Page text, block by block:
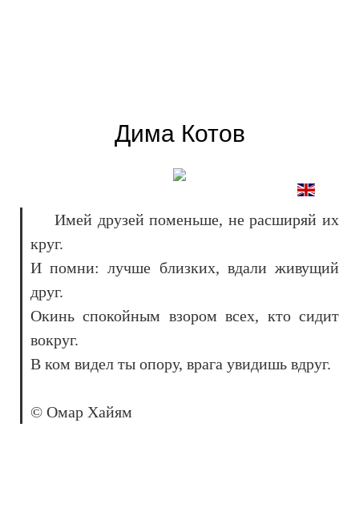
Дима Котов
Имей друзей поменьше, не расширяй их
круг.
И помни: лучше близких, вдали живущий
друг.
Окинь спокойным взором всех, кто сидит
вокруг.
В ком видел ты опору, врага увидишь вдруг.
© Омар Хайям